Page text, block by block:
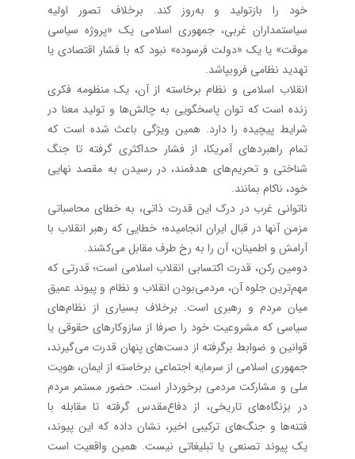
خود را بازتولید و به‌روز کند. برخلاف تصور اولیه
سیاستمداران غربی، جمهوری اسلامی یک «پروژه سیاسی
موقت» یا یک «دولت فرسوده» نبود که با فشار اقتصادی یا
تهدید نظامی فروبپاشد.
انقلاب اسلامی و نظام برخاسته از آن، یک منظومه فکری
زنده است که توان پاسخگویی به چالش‌ها و تولید معنا در
شرایط پیچیده را دارد. همین ویژگی باعث شده است که
تمام راهبردهای آمریکا، از فشار حداکثری گرفته تا جنگ
شناختی و تحریم‌های هدفمند، در رسیدن به مقصد نهایی
خود، ناکام بمانند.
ناتوانی غرب در درک این قدرت ذاتی، به خطای محاسباتی
مزمن آنها در قبال ایران انجامیده؛ خطایی که رهبر انقلاب با
آرامش و اطمینان، آن را به رخ طرف مقابل می‌کشند.
دومین رکن، قدرت اکتسابی انقلاب اسلامی است؛ قدرتی که
مهم‌ترین جلوه آن، مردمی‌بودن انقلاب و نظام و پیوند عمیق
میان مردم و رهبری است. برخلاف بسیاری از نظام‌های
سیاسی که مشروعیت خود را صرفا از سازوکارهای حقوقی یا
قوانین و ضوابط برگرفته از دست‌های پنهان قدرت می‌گیرند،
جمهوری اسلامی از سرمایه اجتماعی برخاسته از ایمان، هویت
ملی و مشارکت مردمی برخوردار است. حضور مستمر مردم
در بزنگاه‌های تاریخی، از دفاع‌مقدس گرفته تا مقابله با
فتنه‌ها و جنگ‌های ترکیبی اخیر، نشان داده که این پیوند،
یک پیوند تصنعی یا تبلیغاتی نیست. همین واقعیت است